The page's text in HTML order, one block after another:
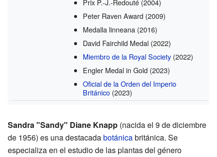
Peter Raven Award (2009)
Medalla linneana (2016)
David Fairchild Medal (2022)
Miembro de la Royal Society (2022)
Engler Medal in Gold (2023)
Oficial de la Orden del Imperio
Británico (2023)
Sandra "Sandy" Diane Knapp (nacida el 9 de diciembre
de 1956) es una destacadabotánicabritánica. Se
especializa en el estudio de las plantas del género